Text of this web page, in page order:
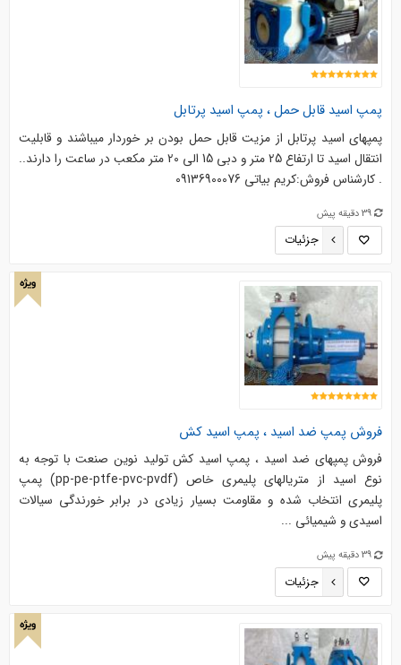
پمپ اسید قابل حمل ، پمپ اسید پرتابل
پمپهای اسید پرتابل از مزیت قابل حمل بودن بر خوردار میباشند و قابلیت
انتقال اسید تا ارتفاع 25 متر و دبی 15 الی 20 متر مکعب در ساعت را دارند..
. کارشناس فروش:کریم بیاتی 09136900076
39 دقیقه پیش
جزئیات
ویژه
فروش پمپ ضد اسید ، پمپ اسید کش
فروش پمپهای ضد اسید ، پمپ اسید کش تولید نوین صنعت با توجه به
نوع اسید از متریالهای پلیمری خاص (pp-pe-ptfe-pvc-pvdf) پمپ
پلیمری انتخاب شده و مقاومت بسیار زیادی در برابر خورندگی سیالات
اسیدی و شیمیائی ...
39 دقیقه پیش
جزئیات
ویژه